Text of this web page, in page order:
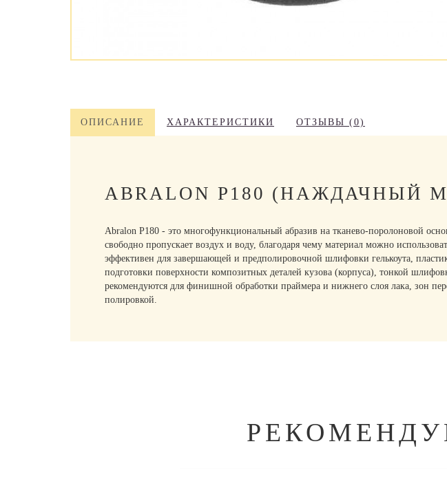
ОПИСАНИЕ ХАРАКТЕРИСТИКИ ОТЗЫВЫ (0)
ABRALON P180 (НАЖДАЧНЫЙ
Abralon P180 - это многофункциональный абразив на тканево-поролоновой
свободно пропускает воздух и воду, благодаря чему материал можно
эффективен для завершающей и предполировочной шлифовки гелькоута,
подготовки поверхности композитных деталей кузова (корпуса), тонкой
рекомендуются для финишной обработки праймера и нижнего слоя лака, зон
полировкой.